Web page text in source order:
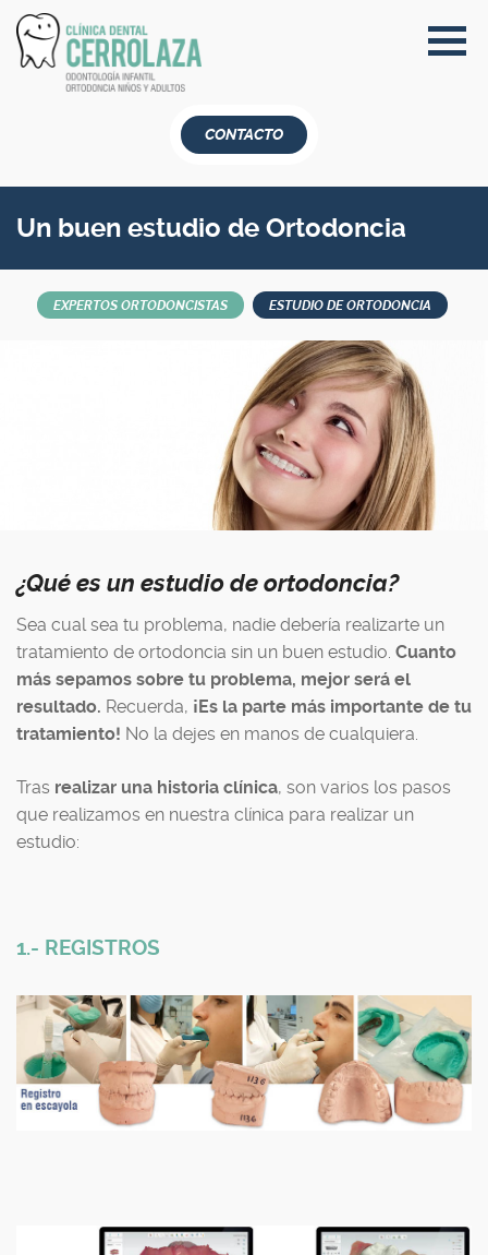
CONTACTO
Un buen estudio de Ortodoncia
EXPERTOS ORTODONCISTAS ESTUDIO DE ORTODONCIA
¿Qué es un estudio de ortodoncia?
Sea cual sea tu problema, nadie debería realizarte un
tratamiento de ortodoncia sin un buen estudio. Cuanto
más sepamos sobre tu problema, mejor será el
resultado. Recuerda, ¡Es la parte más importante de tu
tratamiento! No la dejes en manos de cualquiera.
Tras realizar una historia clínica, son varios los pasos
que realizamos en nuestra clínica para realizar un
estudio:
1.- REGISTROS